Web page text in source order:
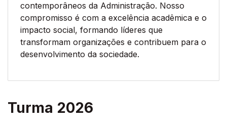
contemporâneos da Administração. Nosso
compromisso é com a excelência acadêmica e o
impacto social, formando líderes que
transformam organizações e contribuem para o
desenvolvimento da sociedade.
Turma 2026